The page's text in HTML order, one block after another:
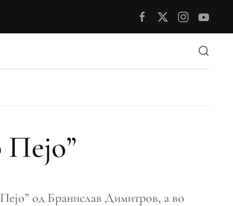
од Бранислав Димитров, а во